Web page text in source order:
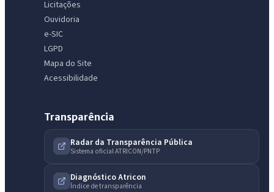
Licitações
Ouvidoria
e-SIC
LGPD
Mapa do Site
Acessibilidade
Transparência
Radar da Transparência Pública
Sistema oficial ATRICON/PNTP
Diagnóstico Atricon
Índice de transparência
IntGest AI
Assistente do Portal